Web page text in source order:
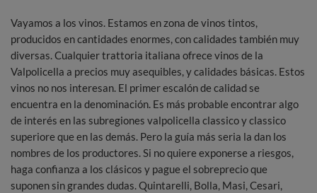
Vayamos a los vinos. Estamos en zona de vinos tintos,
producidos en cantidades enormes, con calidades también muy
diversas. Cualquier trattoria italiana ofrece vinos de la
Valpolicella a precios muy asequibles, y calidades básicas. Estos
vinos no nos interesan. El primer escalón de calidad se
encuentra en la denominación. Es más probable encontrar algo
de interés en las subregiones valpolicella classico y classico
superiore que en las demás. Pero la guía más seria la dan los
nombres de los productores. Si no quiere exponerse a riesgos,
haga confianza a los clásicos y pague el sobreprecio que
suponen sin grandes dudas. Quintarelli, Bolla, Masi, Cesari,